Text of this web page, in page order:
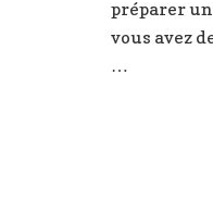
préparer
vous avez
…